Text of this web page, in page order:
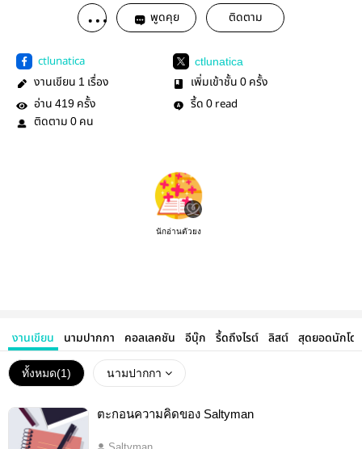
พูดคุย ติดตาม
ctlunatica ctlunatica
งานเขียน 1 เรื่อง เพิ่มเข้าชั้น 0 ครั้ง
อ่าน 419 ครั้ง รี้ด 0 read
ติดตาม 0 คน
นักอ่านตัวยง
งานเขียน นามปากกา คอลเลคชัน อีบุ๊ก รี้ดถึงไรต์ ลิสต์ สุดยอดนักโด
ทั้งหมด(1) นามปากกา
ตะกอนความคิดของ Saltyman